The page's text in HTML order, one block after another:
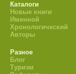
Каталоги
Новые книги
Именной
Хронологический
Авторы
Разное
Блог
Туризм